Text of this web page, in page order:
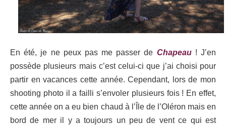
En été, je ne peux pas me passer de Chapeau! J’en
possède plusieurs mais c’est celui-ci que j’ai choisi pour
partir en vacances cette année. Cependant, lors de mon
shooting photo il a failli s’envoler plusieurs fois ! En effet,
cette année on a eu bien chaud à l’Île de l’Oléron mais en
bord de mer il y a toujours un peu de vent ce qui est